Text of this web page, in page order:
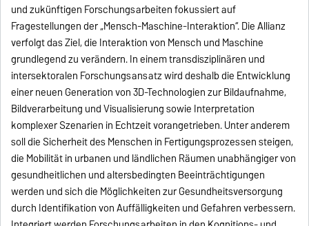
und zukünftigen Forschungsarbeiten fokussiert auf
Fragestellungen der „Mensch-Maschine-Interaktion“. Die Allianz
verfolgt das Ziel, die Interaktion von Mensch und Maschine
grundlegend zu verändern. In einem transdisziplinären und
intersektoralen Forschungsansatz wird deshalb die Entwicklung
einer neuen Generation von 3D-Technologien zur Bildaufnahme,
Bildverarbeitung und Visualisierung sowie Interpretation
komplexer Szenarien in Echtzeit vorangetrieben. Unter anderem
soll die Sicherheit des Menschen in Fertigungsprozessen steigen,
die Mobilität in urbanen und ländlichen Räumen unabhängiger von
gesundheitlichen und altersbedingten Beeinträchtigungen
werden und sich die Möglichkeiten zur Gesundheitsversorgung
durch Identifikation von Auffälligkeiten und Gefahren verbessern.